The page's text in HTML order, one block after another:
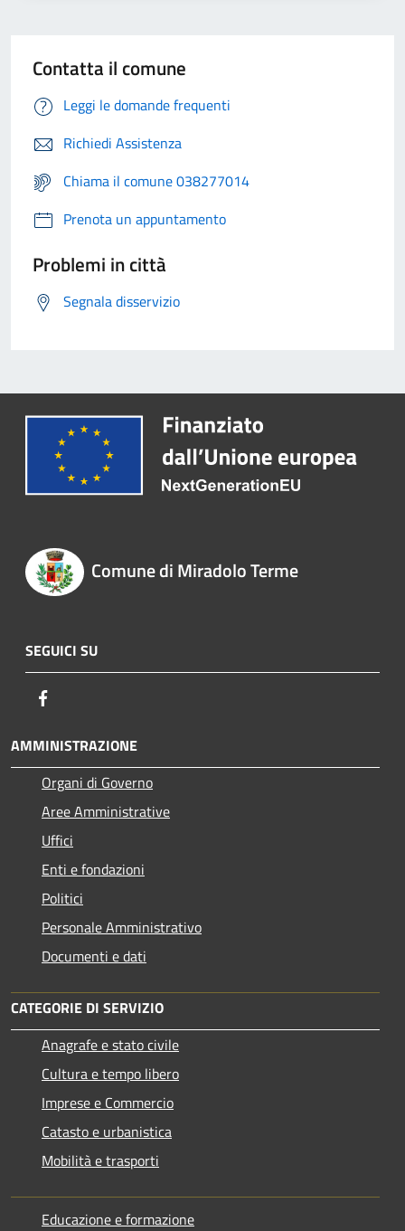
Contatta il comune
Leggi le domande frequenti
Richiedi Assistenza
Chiama il comune 038277014
Prenota un appuntamento
Problemi in città
Segnala disservizio
Comune di Miradolo Terme
SEGUICI SU
AMMINISTRAZIONE
Organi di Governo
Aree Amministrative
Uffici
Enti e fondazioni
Politici
Personale Amministrativo
Documenti e dati
CATEGORIE DI SERVIZIO
Anagrafe e stato civile
Cultura e tempo libero
Imprese e Commercio
Catasto e urbanistica
Mobilità e trasporti
Educazione e formazione